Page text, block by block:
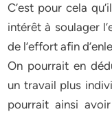
C’est pour cela
intérêt à soulager
de l’effort afin
On pourrait en
un travail plus
pourrait ainsi